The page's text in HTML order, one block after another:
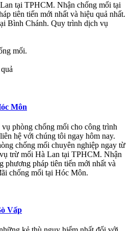
tại TPHCM. Nhận chống mối tại
tiên tiến mới nhất và hiệu quả nhất.
Bình Chánh. Quy trình dịch vụ
mối.
Môn
phòng chống mối cho công trình
hệ với chúng tôi ngay hôm nay.
chống mối chuyên nghiệp ngay từ
trừ mối Hà Lan tại TPHCM. Nhận
phương pháp tiên tiến mới nhất và
chống mối tại Hóc Môn.
Vấp